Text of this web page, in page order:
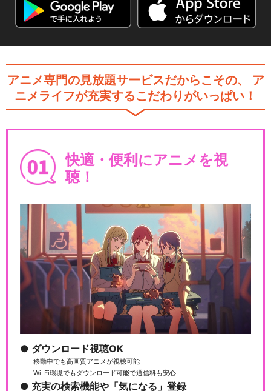
アニメ専門の見放題サービスだからこその、
ア
ニメライフが充実するこだわりがいっぱい！
快適・便利にアニメを視
聴！
ダウンロード視聴OK
移動中でも高画質アニメが視聴可能
Wi-Fi環境でもダウンロード可能で通信料も安心
充実の検索機能や「気になる」登録